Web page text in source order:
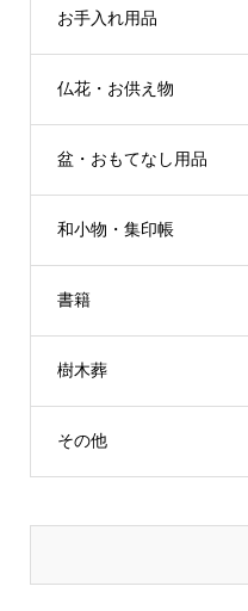
お手入れ用品
仏花・お供え物
盆・おもてなし用品
和小物・集印帳
書籍
樹木葬
その他